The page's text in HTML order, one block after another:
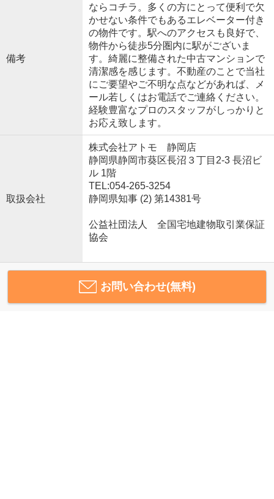
備考
ならコチラ。多くの方にとって便利で欠
かせない条件でもあるエレベーター付き
の物件です。駅へのアクセスも良好で、
物件から徒歩5分圏内に駅がございま
す。綺麗に整備された中古マンションで
清潔感を感じます。不動産のことで当社
にご要望やご不明な点などがあれば、メ
ール若しくはお電話でご連絡ください。
経験豊富なプロのスタッフがしっかりと
お応え致します。
取扱会社
株式会社アトモ 静岡店
静岡県静岡市葵区長沼３丁目2-3 長沼ビ
ル 1階
TEL:054-265-3254
静岡県知事 (2) 第14381号
公益社団法人 全国宅地建物取引業保証
協会
お問い合わせ(無料)